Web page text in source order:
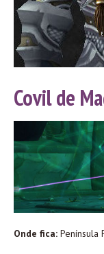
Covil de
Onde fica: Península